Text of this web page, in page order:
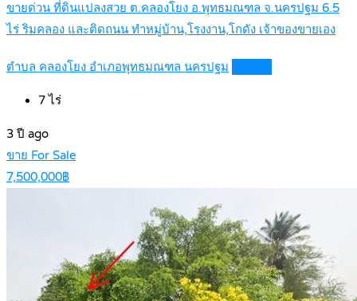
ขายด่วน ที่ดินแปลงสวย ต.คลองโยง อ.พุทธมณฑล จ.นครปฐม 6.5
ไร่ ริมคลอง และติดถนน ทำหมู่บ้าน,โรงงาน,โกดัง เจ้าของขายเอง
ตำบล คลองโยง อำเภอพุทธมณฑล นครปฐม
7ไร่
3 ปี ago
ขาย For Sale
7,500,000฿